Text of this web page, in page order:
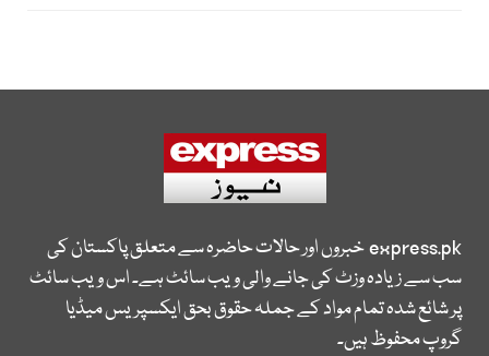
express.pkخبروں اور حالات حاضرہ سے متعلق پاکستان کی
سب سے زیادہ وزٹ کی جانے والی ویب سائٹ ہے۔ اس ویب سائٹ
پر شائع شدہ تمام مواد کے جملہ حقوق بحق ایکسپریس میڈیا
گروپ محفوظ ہیں۔